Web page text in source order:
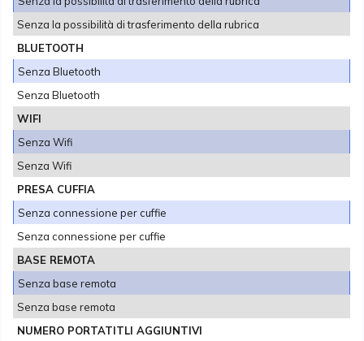
Senza la possibilità di trasferimento della rubrica
BLUETOOTH
Senza Bluetooth
Senza Bluetooth
WIFI
Senza Wifi
Senza Wifi
PRESA CUFFIA
Senza connessione per cuffie
Senza connessione per cuffie
BASE REMOTA
Senza base remota
Senza base remota
NUMERO PORTATITLI AGGIUNTIVI